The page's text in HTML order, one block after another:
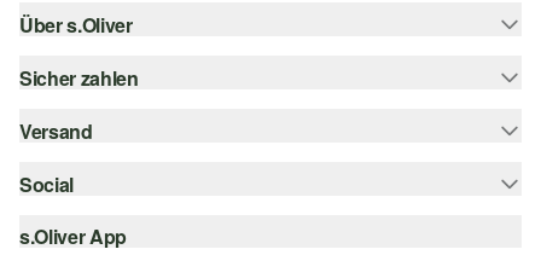
Hilfe & FAQ
Größenberatung
Über s.Oliver
Newsletter
s.Oliver Card
Wunschliste
Sicher zahlen
Rechnung
Kreditkarte
Versand
Sendungsverfolgung
SwissPost
Social
instagram
s.Oliver App